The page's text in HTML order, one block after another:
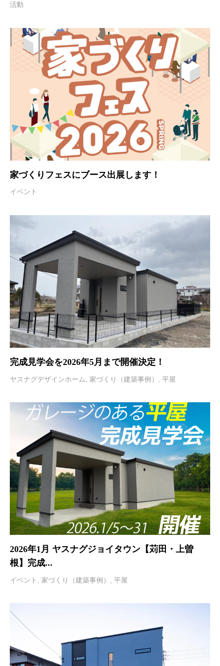
活動
家づくりフェスにブース出展します！
イベント
完成見学会を2026年5月まで開催決定！
ヤスナグデザインホーム 家づくり（建築事例） 平屋
2026年1月 ヤスナグジョイタウン【苅田・上曽
根】完成...
イベント 家づくり（建築事例） 平屋